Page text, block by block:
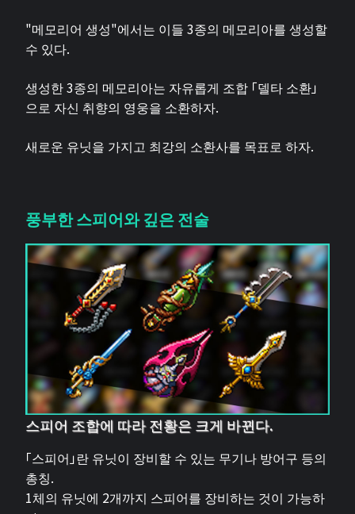
"메모리어 생성"에서는 이들 3종의 메모리아를 생성할
수 있다.
생성한 3종의 메모리아는 자유롭게 조합 「델타 소환」
으로 자신 취향의 영웅을 소환하자.
새로운 유닛을 가지고 최강의 소환사를 목표로 하자.
풍부한 스피어와 깊은 전술
스피어 조합에 따라 전황은 크게 바뀐다.
「스피어」란 유닛이 장비할 수 있는 무기나 방어구 등의
총칭.
1체의 유닛에 2개까지 스피어를 장비하는 것이 가능하